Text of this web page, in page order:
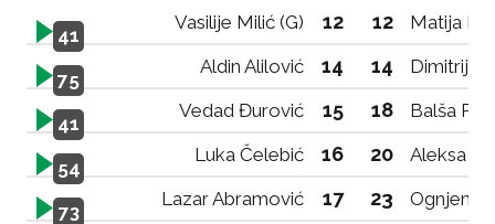
41
Vasilije Milić (G) 12 12 Matija
75
Aldin Alilović 14 14 Dimitrije
41
Vedad Đurović 15 18 Balša
54
Luka Čelebić 16 20 Aleksa
73
Lazar Abramović 17 23 Ognjen